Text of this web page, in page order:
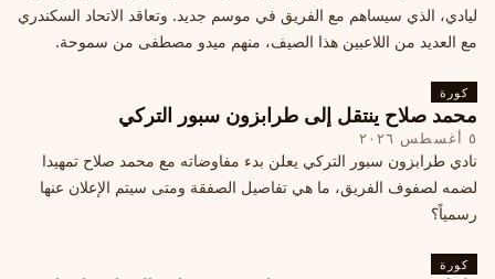
ليادي، الذي سيساهم مع الفريق في موسم جديد. وتعاقد الاتحاد السكندري
مع العديد من اللاعبين هذا الصيف، منهم ميدو مصطفى من سموحة.
كورة
محمد صلاح ينتقل إلى طرابزون سبور التركي
٥ أغسطس ٢٠٢٦
نادي طرابزون سبور التركي يعلن بدء مفاوضاته مع محمد صلاح تمهيدا
لضمه لصفوف الفريق، ما هي تفاصيل الصفقة ومتى سيتم الإعلان عنها
رسمياً؟
كورة